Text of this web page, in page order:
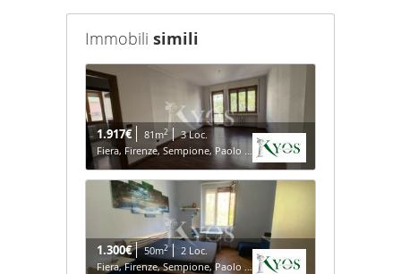
Immobili simili
1.917€ 81m2
3 Loc.
Fiera, Firenze, Sempione, Paolo Sarpi/Arena - Milano
1.300€ 50m2
2 Loc.
Fiera, Firenze, Sempione, Paolo Sarpi/Arena - Milano